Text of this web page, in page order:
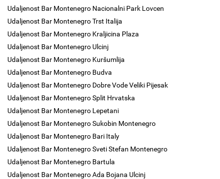
Udaljenost Bar Montenegro Nacionalni Park Lovcen
Udaljenost Bar Montenegro Trst Italija
Udaljenost Bar Montenegro Kraljicina Plaza
Udaljenost Bar Montenegro Ulcinj
Udaljenost Bar Montenegro Kuršumlija
Udaljenost Bar Montenegro Budva
Udaljenost Bar Montenegro Dobre Vode Veliki Pijesak
Udaljenost Bar Montenegro Split Hrvatska
Udaljenost Bar Montenegro Lepetani
Udaljenost Bar Montenegro Sukobin Montenegro
Udaljenost Bar Montenegro Bari Italy
Udaljenost Bar Montenegro Sveti Stefan Montenegro
Udaljenost Bar Montenegro Bartula
Udaljenost Bar Montenegro Ada Bojana Ulcinj